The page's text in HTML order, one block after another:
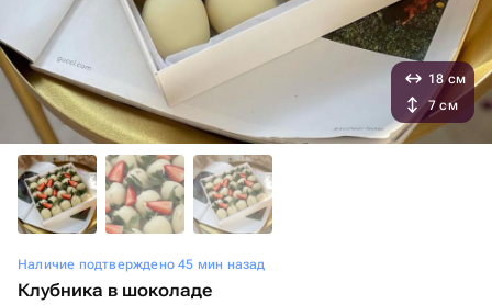
Наличие подтверждено 45 мин назад
Клубника в шоколаде
18 см
7 см